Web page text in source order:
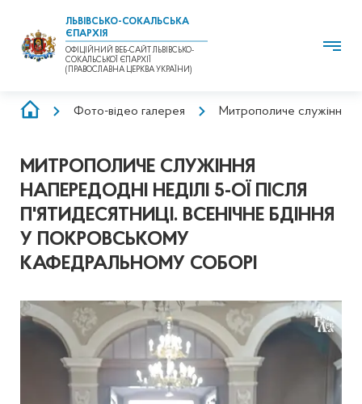
ЛЬВІВСЬКО-СОКАЛЬСЬКА
ЄПАРХІЯ
ОФІЦІЙНИЙ ВЕБ-САЙТ ЛЬВІВСЬКО-
СОКАЛЬСЬКОЇ ЄПАРХІЇ
(ПРАВОСЛАВНА ЦЕРКВА УКРАЇНИ)
РЯДОКФото-відео галерея Митрополиче служіння
МИТРОПОЛИЧЕ СЛУЖІННЯ
НАПЕРЕДОДНІ НЕДІЛІ 5-ОЇ ПІСЛЯ
П'ЯТИДЕСЯТНИЦІ. ВСЕНІЧНЕ БДІННЯ
У ПОКРОВСЬКОМУ
КАФЕДРАЛЬНОМУ СОБОРІ